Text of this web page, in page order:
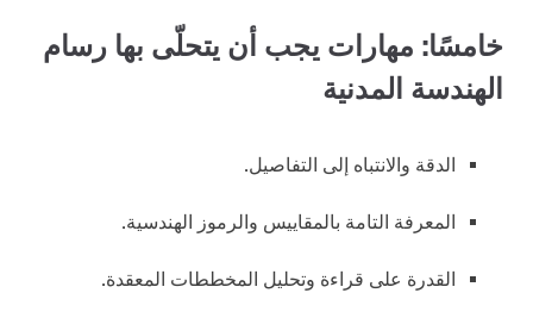
خامسًا: مهارات يجب أن يتحلّى بها رسام
الهندسة المدنية
الدقة والانتباه إلى التفاصيل.
المعرفة التامة بالمقاييس والرموز الهندسية.
القدرة على قراءة وتحليل المخططات المعقدة.